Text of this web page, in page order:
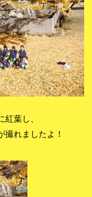
葉し、
撮れましたよ！